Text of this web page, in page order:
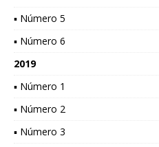
▪ Número 5
▪ Número 6
2019
▪ Número 1
▪ Número 2
▪ Número 3